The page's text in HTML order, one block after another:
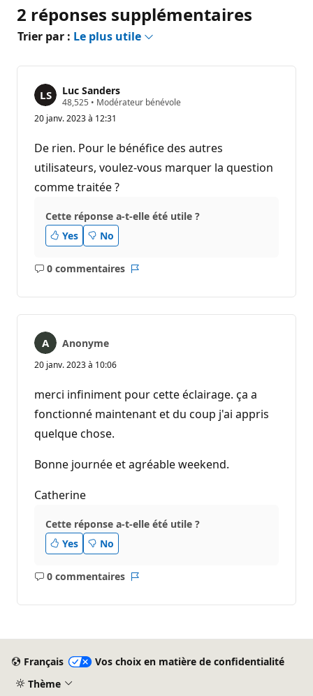
2 réponses supplémentaires
Trier par : Le plus utile
Luc Sanders
48,525 P
o
i
s
d
e
r
u
t
a
t
o
• Modérateur bénévole
20 janv. 2023 à 12:31
De rien. Pour le bénéfice des autres
utilisateurs, voulez-vous marquer la question
comme traitée ?
Cette réponse a-t-elle été utile ?
Yes
No
0 commentaires
Aucun
Anonyme
20 janv. 2023 à 10:06
merci infiniment pour cette éclairage. ça a
fonctionné maintenant et du coup j'ai appris
quelque chose.
Bonne journée et agréable weekend.
Catherine
Cette réponse a-t-elle été utile ?
Yes
No
0 commentaires
Aucun
Français
Vos choix en matière de confidentialité
Thème